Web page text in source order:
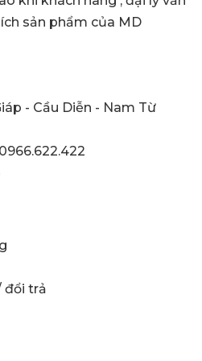
sản phẩm của MD
- Cầu Diễn - Nam Từ
đổi trả